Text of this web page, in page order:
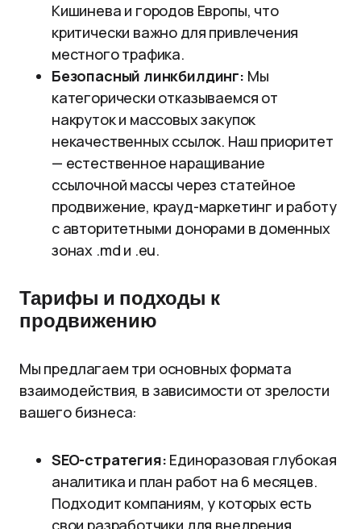
Кишинева и городов Европы, что
критически важно для привлечения
местного трафика.
Безопасный линкбилдинг: Мы
категорически отказываемся от
накруток и массовых закупок
некачественных ссылок. Наш приоритет
— естественное наращивание
ссылочной массы через статейное
продвижение, крауд-маркетинг и работу
с авторитетными донорами в доменных
зонах .md и .eu.
Тарифы и подходы к
продвижению
Мы предлагаем три основных формата
взаимодействия, в зависимости от зрелости
вашего бизнеса:
SEO-стратегия: Единоразовая глубокая
аналитика и план работ на 6 месяцев.
Подходит компаниям, у которых есть
свои разработчики для внедрения